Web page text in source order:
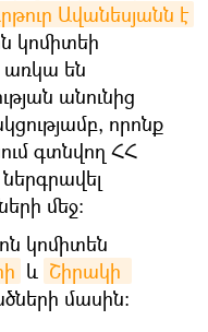
Ավանեսյանն է
կոմիտեի
առկա են
անունից
որոնք
գտնվող ՀՀ
մեջ։
կոմիտեն
և
մասին։